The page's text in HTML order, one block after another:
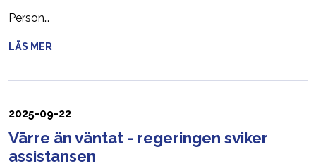
Person…
LÄS MER
2025-09-22
Värre än väntat - regeringen sviker
assistansen